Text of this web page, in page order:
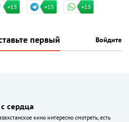
+15 +15 +15
первый Войдите
сердца
кино интересно смотреть, есть